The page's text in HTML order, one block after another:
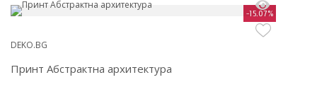
-15.07%
DEKO.BG
Принт Абстрактна архитектура